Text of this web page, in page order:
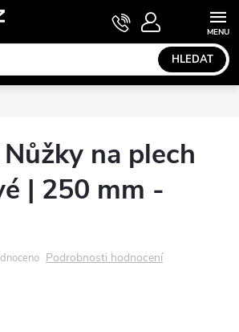
HLEDAT
NÁKUPNÍ
KOŠÍK
na plech
| 250 mm -
Podrobnosti hodnocení